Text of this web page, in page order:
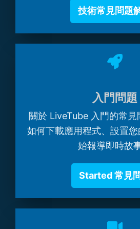
技術常見問題
入門問題
關於 LiveTube 入門的常見
如何下載應用程式、設置
始報導即時故
Started 常見